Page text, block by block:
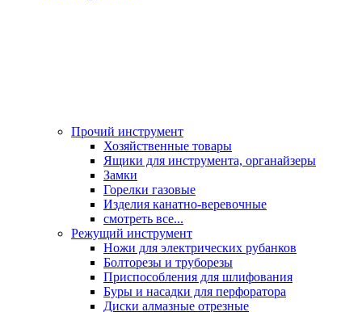
Прочий инструмент
Хозяйственные товары
Ящики для инструмента, органайзеры
Замки
Горелки газовые
Изделия канатно-веревочные
смотреть все...
Режущий инструмент
Ножи для электрических рубанков
Болторезы и труборезы
Приспособления для шлифования
Буры и насадки для перфоратора
Диски алмазные отрезные